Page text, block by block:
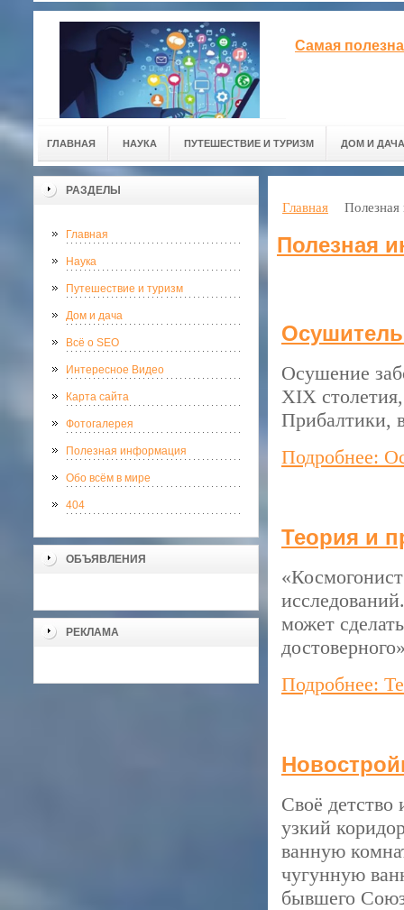
Самая
ГЛАВНАЯ НАУКА ПУТЕШЕСТВИЕ И ТУРИЗМ ДОМ И ДАЧА
РАЗДЕЛЫ
Главная
Наука
Путешествие и туризм
Дом и дача
Всё о SEO
Интересное Видео
Карта сайта
Фотогалерея
Полезная информация
Обо всём в мире
404
ОБЪЯВЛЕНИЯ
РЕКЛАМА
Главная
Полезная
Осушение
XIX
Прибалтики,
Подробнее:
Теория и
может
Подробнее:
Своё
узкий
ванную
чугунную
бывшего